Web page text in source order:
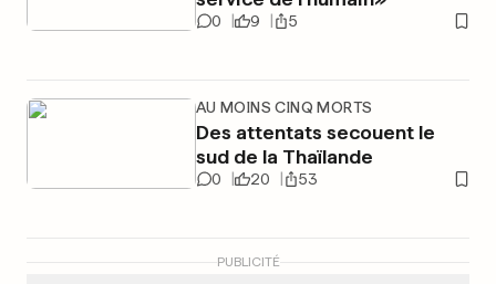
0 9 5
AU MOINS CINQ MORTS
Des attentats secouent le
sud de la Thaïlande
0 20 53
PUBLICITÉ